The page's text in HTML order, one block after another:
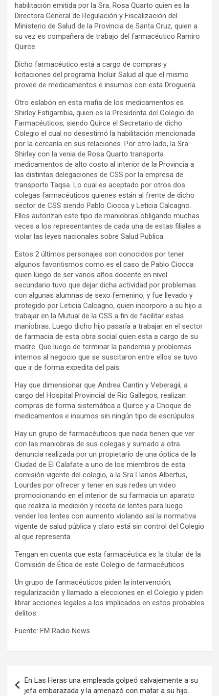
habilitación emitida por la Sra. Rosa Quarto quien es la
Directora General de Regulación y Fiscalización del
Ministerio de Salud de la Provincia de Santa Cruz, quien a
su vez es compañera de trabajo del farmacéutico Ramiro
Quirce.
Dicho farmacéutico está a cargo de compras y
licitaciones del programa Incluir Salud al que el mismo
provee de medicamentos e insumos con esta Droguería.
Otro eslabón en esta mafia de los medicamentos es
Shirley Estigarribia, quien es la Presidenta del Colegio de
Farmacéuticos, siendo Quirce el Secretario de dicho
Colegio el cual no desestimó la habilitación mencionada
por la cercanía en sus relaciones. Por otro lado, la Sra.
Shirley con la venia de Rosa Quarto transporta
medicamentos de alto costo al interior de la Provincia a
las distintas delegaciones de CSS por la empresa de
transporte Taqsa. Lo cual es aceptado por otros dos
colegas farmacéuticos quienes están al frente de dicho
sector de CSS siendo Pablo Ciocca y Leticia Calcagno.
Ellos autorizan este tipo de maniobras obligando muchas
veces a los representantes de cada una de estas filiales a
violar las leyes nacionales sobre Salud Publica.
Estos 2 últimos personajes son conocidos por tener
algunos favoritismos como es el caso de Pablo Ciocca
quien luego de ser varios años docente en nivel
secundario tuvo que dejar dicha actividad por problemas
con algunas alumnas de sexo femenino, y fue llevado y
protegido por Leticia Calcagno, quien incorporo a su hijo a
trabajar en la Mutual de la CSS a fin de facilitar estas
maniobras. Luego dicho hijo pasaría a trabajar en el sector
de farmacia de esta obra social quien esta a cargo de su
madre. Que luego de terminar la pandemia y problemas
internos al negocio que se suscitaron entre ellos se tuvo
que ir de forma expedita del país.
Hay que dimensionar que Andrea Cantin y Veberagii, a
cargo del Hospital Provincial de Rio Gallegos, realizan
compras de forma sistemática a Quirce y a Choque de
medicamentos e insumos sin ningún tipo de escrúpulos.
Hay un grupo de farmacéuticos que nada tienen que ver
con las maniobras de sus colegas y sumado a otra
denuncia realizada por un propietario de una óptica de la
Ciudad de El Calafate a uno de los miembros de esta
comisión vigente del colegio, a la Sra Llanos Albertus,
Lourdes por ofrecer y tener en sus redes un video
promocionando en el interior de su farmacia un aparato
que realiza la medición y receta de lentes para luego
vender los lentes con aumento violando así la normativa
vigente de salud pública y claro está sin control del Colegio
al que representa
Tengan en cuenta que esta farmacéutica es la titular de la
Comisión de Ética de este Colegio de farmacéuticos.
Un grupo de farmacéuticos piden la intervención,
regularización y llamado a elecciones en el Colegio y piden
librar acciones legales a los implicados en estos probables
delitos.
Fuente: FM Radio News
de
En Las Heras una empleada golpeó salvajemente a su
jefa embarazada y la amenazó con matar a su hijo.